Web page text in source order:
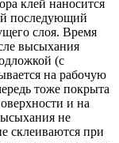
клей наносится
последующий
слоя. Время
высыхания
(с
на рабочую
тоже покрыта
и на
не
склеиваются при